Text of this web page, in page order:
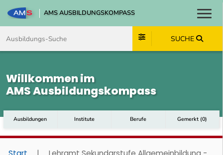
AMS AUSBILDUNGSKOMPASS
SUCHE
Willkommen im
AMS Ausbildungskompass
Ausbildungen Institute Berufe Gemerkt (0)